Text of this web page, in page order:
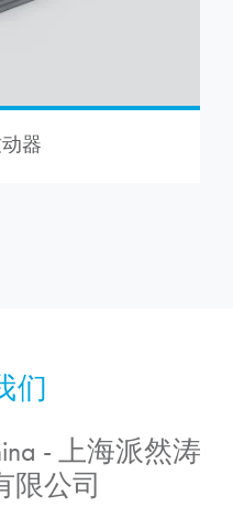
器
- 上海派然涛
限公司